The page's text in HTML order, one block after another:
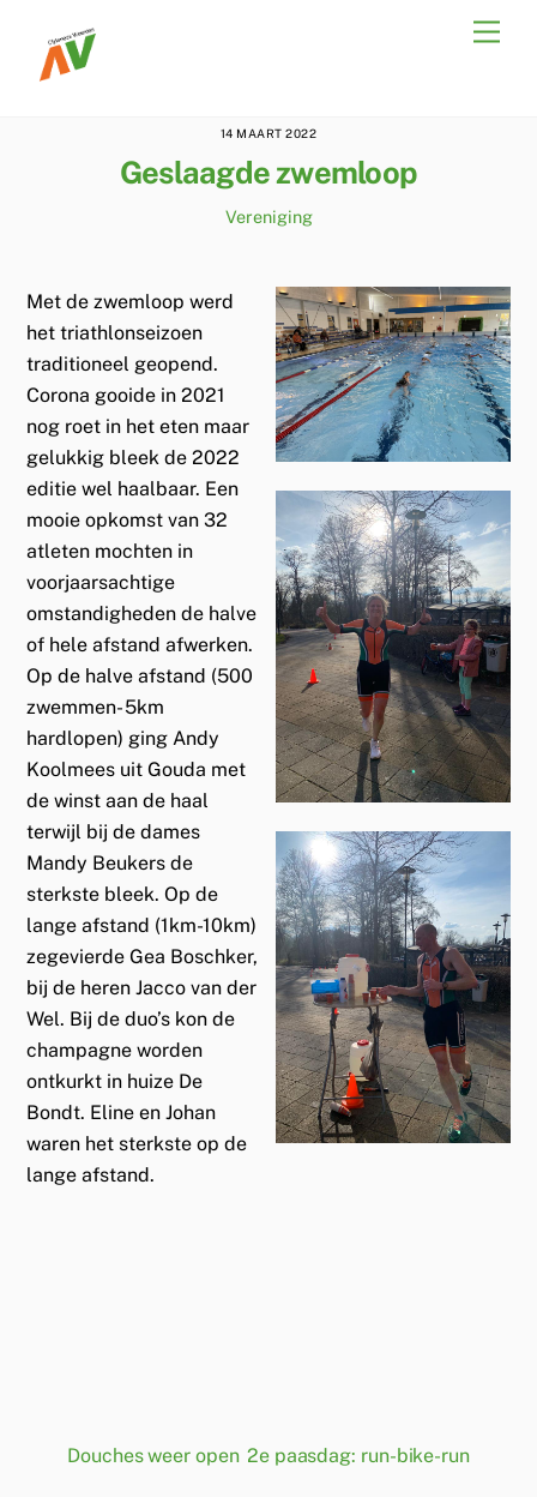
content
14 MAART 2022
Geslaagde zwemloop
Vereniging
Met de zwemloop werd
het triathlonseizoen
traditioneel geopend.
Corona gooide in 2021
nog roet in het eten maar
gelukkig bleek de 2022
editie wel haalbaar. Een
mooie opkomst van 32
atleten mochten in
voorjaarsachtige
omstandigheden de halve
of hele afstand afwerken.
Op de halve afstand (500
zwemmen- 5km
hardlopen) ging Andy
Koolmees uit Gouda met
de winst aan de haal
terwijl bij de dames
Mandy Beukers de
sterkste bleek. Op de
lange afstand (1km-10km)
zegevierde Gea Boschker,
bij de heren Jacco van der
Wel. Bij de duo’s kon de
champagne worden
ontkurkt in huize De
Bondt. Eline en Johan
waren het sterkste op de
lange afstand.
Douches weer open 2e paasdag: run-bike-run